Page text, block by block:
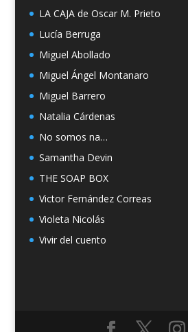
LA CAJA de Oscar M. Prieto
Lucía Berruga
Miguel Abollado
Miguel Ángel Montanaro
Miguel Barrero
Natalia Cárdenas
No somos na…
Samantha Devin
THE SOAP BOX
Victor Fernández Correas
Violeta Nicolás
Vivir del cuento